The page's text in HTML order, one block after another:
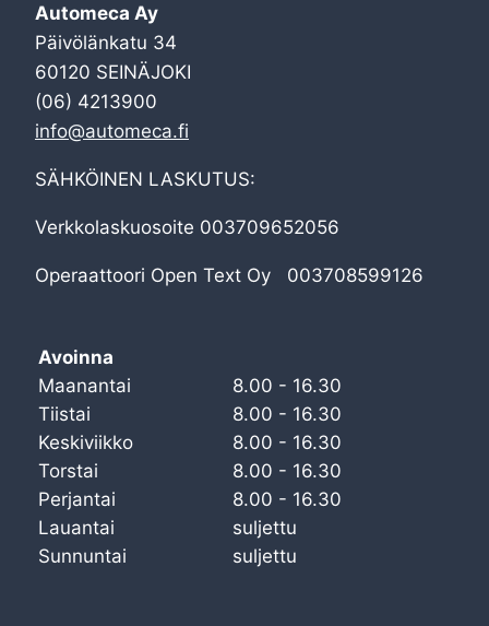
Automeca Ay
Päivölänkatu 34
60120 SEINÄJOKI
(06) 4213900
info@automeca.fi
SÄHKÖINEN LASKUTUS:
Verkkolaskuosoite 003709652056
Operaattoori Open Text Oy 003708599126
Avoinna
Maanantai
8.00 - 16.30
Tiistai
8.00 - 16.30
Keskiviikko
8.00 - 16.30
Torstai
8.00 - 16.30
Perjantai
8.00 - 16.30
Lauantai
suljettu
Sunnuntai
suljettu